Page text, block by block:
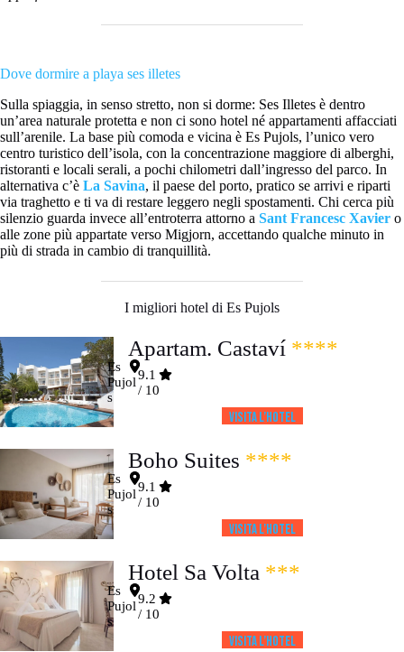
Dove dormire a playa ses illetes
Sulla spiaggia, in senso stretto, non si dorme: Ses Illetes è dentro
un’area naturale protetta e non ci sono hotel né appartamenti affacciati
sull’arenile. La base più comoda e vicina è Es Pujols, l’unico vero
centro turistico dell’isola, con la concentrazione maggiore di alberghi,
ristoranti e locali serali, a pochi chilometri dall’ingresso del parco. In
alternativa c’è La Savina, il paese del porto, pratico se arrivi e riparti
via traghetto e ti va di restare leggero negli spostamenti. Chi cerca più
silenzio guarda invece all’entroterra attorno a Sant Francesc Xavier o
alle zone più appartate verso Migjorn, accettando qualche minuto in
più di strada in cambio di tranquillità.
I migliori hotel di Es Pujols
Apartam. Castaví ****
Es
Pujol
s
9.1
/ 10
Visita l’HOTEL
Boho Suites ****
Es
Pujol
s
9.1
/ 10
Visita l’HOTEL
Hotel Sa Volta ***
Es
Pujol
s
9.2
/ 10
Visita l’HOTEL